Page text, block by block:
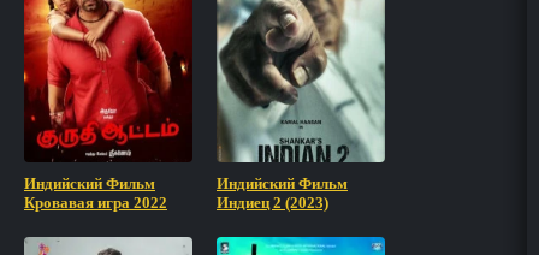
Индийский Фильм
Кровавая игра 2022
Индийский Фильм
Индиец 2 (2023)